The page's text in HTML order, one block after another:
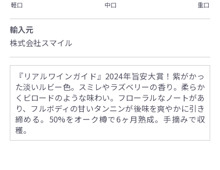
軽口
中口 重口
輸入元
株式会社スマイル
『リアルワインガイド』2024年旨安大賞！紫がかっ
た淡いルビー色。スミレやラズベリーの香り。柔らか
くビロードのような味わい。フローラルなノートがあ
り、フルボディの甘いタンニンが後味を爽やかに引き
締める。50%をオーク樽で6ヶ月熟成。手摘みで収
穫。